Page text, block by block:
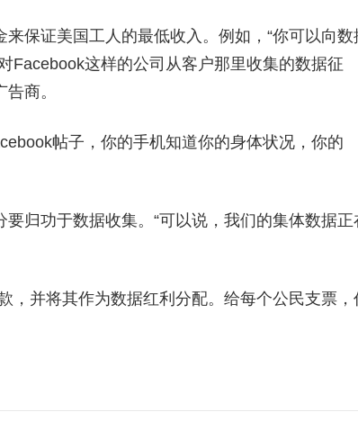
保证美国工人的最低收入。例如，“你可以向数
Facebook这样的公司从客户那里收集的数据征
商。
帖子，你的手机知道你的身体状况，你的
归功于数据收集。“可以说，我们的集体数据正
，并将其作为数据红利分配。给每个公民支票，